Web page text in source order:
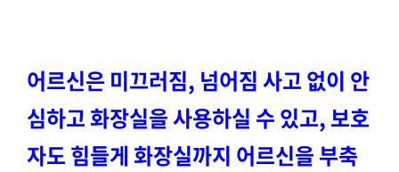
어르신은 미끄러짐, 넘어짐 사고 없이 안
심하고 화장실을 사용하실 수 있고, 보호
자도 힘들게 화장실까지 어르신을 부축